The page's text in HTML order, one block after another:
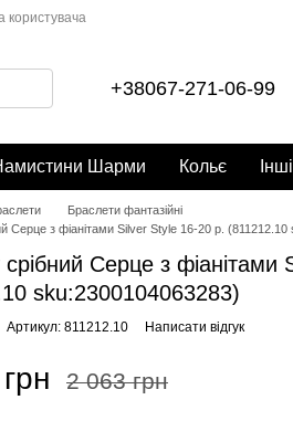
користувача
+38067-271-06-99
Шарми Кольє
Браслети фантазійні
Серце з фіанітами Silver Style 16-20 р.
Серце з фіанітами
sku:2300104063283)
Артикул: 811212.10 Написати відгук
2 063 грн